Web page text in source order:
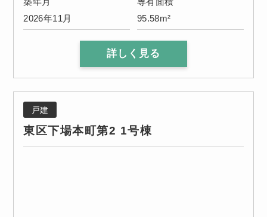
2026年11月
95.58m²
詳しく見る
戸建
東区下場本町第2 1号棟